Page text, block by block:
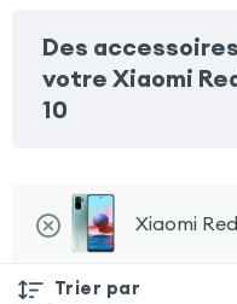
Des
votre Xiaomi
10
Xiaomi
Trier par